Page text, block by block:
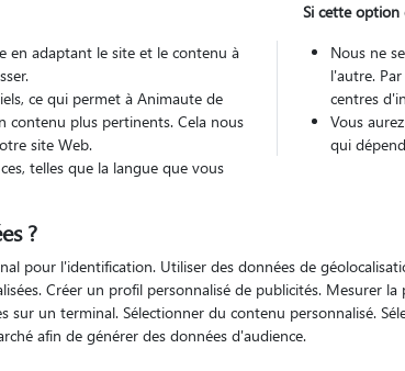
Pet Sitter
en adaptant le site et le contenu à
ce qui permet à Animaute de
contenu plus pertinents. Cela nous
site Web.
telles que la langue que vous
Si cette option
Nous ne
l'autre.
centres
Vous
qui
?
pour l'identification. Utiliser des données de
Créer un profil personnalisé de publicités. Mesurer
sur un terminal. Sélectionner du contenu personnalisé.
afin de générer des données d'audience.